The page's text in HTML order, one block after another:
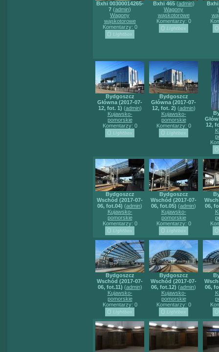
Bxhi 00300014265-
7 (admin)
Wagony
wąskotorowe
Komentarzy: 0
Bxhi 465(admin)
Wagony
wąskotorowe
Komentarzy: 0
Bxhi
Bydgoszcz
Główna (2017-07-
12, fot. 1) (admin)
Kujawsko-
pomorskie
Komentarzy: 0
Bydgoszcz
Główna (2017-07-
12, fot. 2) (admin)
Kujawsko-
pomorskie
Komentarzy: 0
12,
Bydgoszcz
Wschód (2017-07-
06, fot.04) (admin)
Kujawsko-
pomorskie
Komentarzy: 0
Bydgoszcz
Wschód (2017-07-
06, fot.05) (admin)
Kujawsko-
pomorskie
Komentarzy: 0
06,
Bydgoszcz
Wschód (2017-07-
06, fot.11) (admin)
Kujawsko-
pomorskie
Komentarzy: 0
Bydgoszcz
Wschód (2017-07-
06, fot.12) (admin)
Kujawsko-
pomorskie
Komentarzy: 0
06,